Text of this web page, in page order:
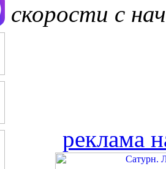
скорости с
реклама